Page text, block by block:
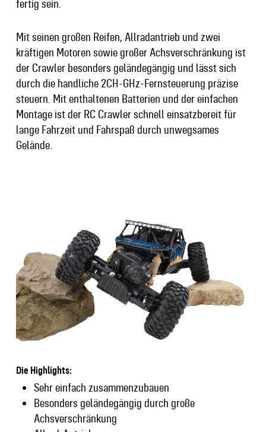
fertig sein.
Mit seinen großen Reifen, Allradantrieb und zwei
kräftigen Motoren sowie großer Achsverschränkung ist
der Crawler besonders geländegängig und lässt sich
durch die handliche 2CH-GHz-Fernsteuerung präzise
steuern. Mit enthaltenen Batterien und der einfachen
Montage ist der RC Crawler schnell einsatzbereit für
lange Fahrzeit und Fahrspaß durch unwegsames
Gelände.
Die Highlights:
Sehr einfach zusammenzubauen
Besonders geländegängig durch große
Achsverschränkung